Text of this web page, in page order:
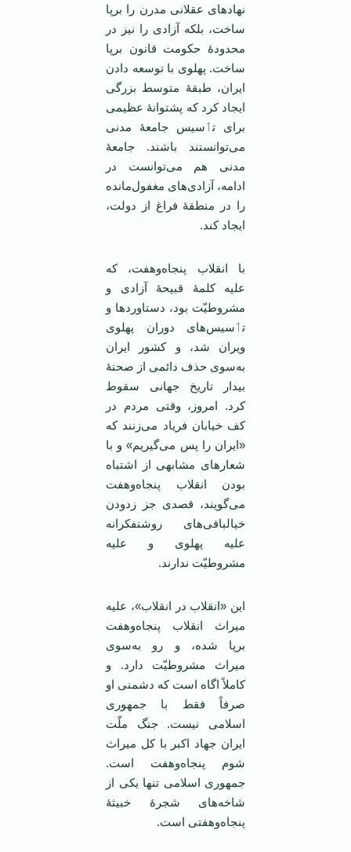
نهادهای عقلانی مدرن را برپا
ساخت، بلکه آزادی را نیز در
محدودهٔ‌ حکومت قانون برپا
ساخت. پهلوی با توسعه دادن
ایران، طبقهٔ‌ متوسط بزرگی
ایجاد کرد که پشتوانهٔ‌ عظیمی
برای تٲسیس جامعهٔ‌ مدنی
می‌توانستند باشند. جامعهٔ‌
مدنی هم می‌توانست در
ادامه، آزادی‌های مغفول‌مانده
را در منطقه‌ٔ فراغ از دولت،
ایجاد کند.
با انقلاب پنجاه‌وهفت، که
علیه کلمهٔ قبیحهٔ آزادی و
مشروطیّت بود، دستاوردها و
تٲسیس‌های دوران پهلوی
ویران شد، و کشور ایران
به‌سوی حذف دائمی از صحنهٔ‌
بیدار تاریخ جهانی سقوط
کرد. امروز، وقتی مردم در
کف خیابان فریاد می‌زنند که
«ایران را پس می‌گیریم» و با
شعارهای مشابهی از اشتباه
بودن انقلاب پنجاه‌وهفت
می‌گویند، قصدی جز زدودن
خیالبافی‌های روشنفکرانه
علیه پهلوی و علیه
مشروطیّت ندارند.
این «انقلاب در انقلاب»، علیه
میراث انقلاب پنجاه‌وهفت
برپا شده، و رو به‌سوی
میراث مشروطیّت دارد. و
کاملاً اگاه است که دشمنی او
صرفاً فقط با جمهوری
اسلامی نیست. جنگ ملّت
ایران جهاد اکبر با کل میراث
شوم پنجاه‌وهفت است.
جمهوری اسلامی تنها یکی از
شاخه‌های شجرهٔ‌ خبیثهٔ‌
پنجاه‌وهفتی است.